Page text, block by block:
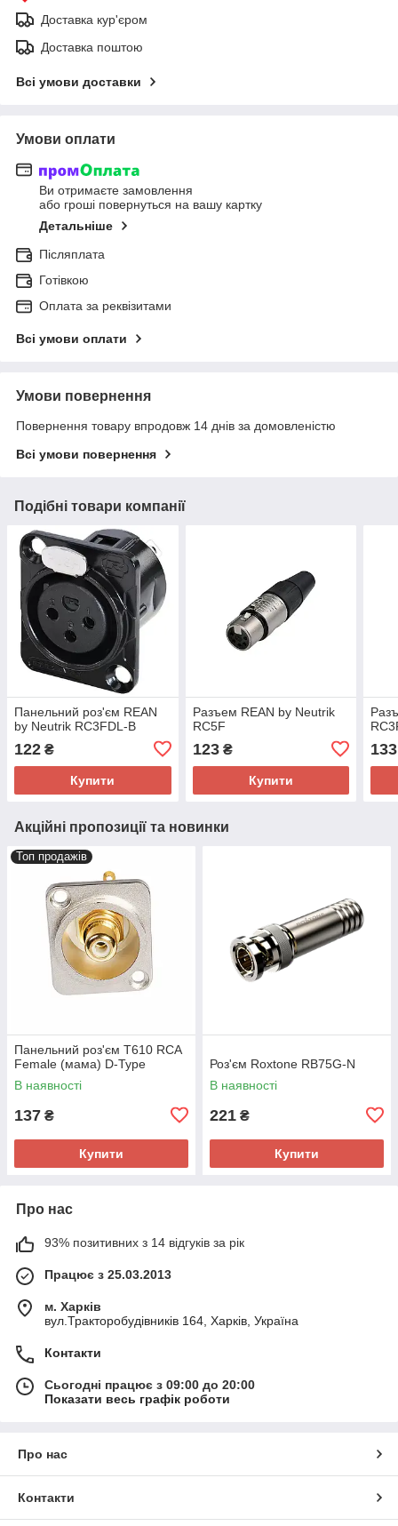
Доставка кур'єром
Доставка поштою
Всі умови доставки
Умови оплати
Ви отримаєте замовлення
або гроші повернуться на вашу картку
Детальніше
Післяплата
Готівкою
Оплата за реквізитами
Всі умови оплати
Умови повернення
Повернення товару впродовж 14 днів за домовленістю
Всі умови повернення
Подібні товари компанії
Панельний роз'єм REAN
by Neutrik RC3FDL-B
122 ₴
Купити
Разъем REAN by Neutrik
RC5F
123₴
Купити
133
Акційні пропозиції та новинки
Топ продажів
Панельний роз'єм T610 RCA
Female (мама) D-Type
В наявності
137 ₴
Купити
Роз'єм Roxtone RB75G-N
В наявності
221 ₴
Купити
Про нас
93% позитивних з 14 відгуків за рік
Працює з 25.03.2013
м. Харків
вул.Тракторобудівників 164, Харків, Україна
Контакти
Сьогодні працює з 09:00 до 20:00
Показати весь графік роботи
Про нас
Контакти